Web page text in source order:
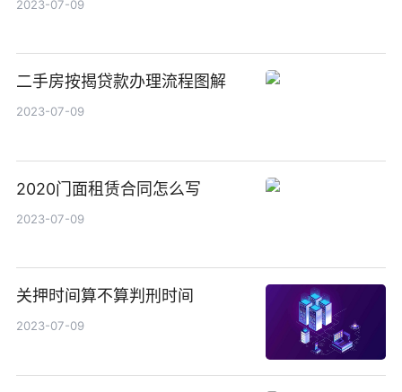
2023-07-09
二手房按揭贷款办理流程图解
2023-07-09
2020门面租赁合同怎么写
2023-07-09
关押时间算不算判刑时间
2023-07-09